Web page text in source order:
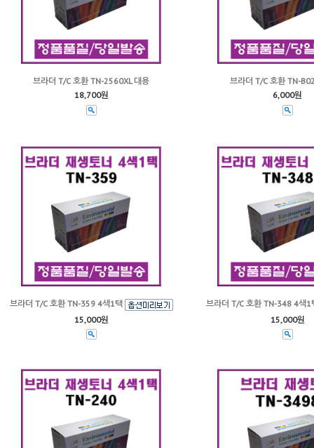
브라더 T/C 호환 TN-2560XL 대용
18,700원
브라더 T/C 호환 TN-
6,000원
브라더 T/C 호환 TN-359 4색1택
15,000원
브라더 T/C 호환 TN-348 4색
15,000원